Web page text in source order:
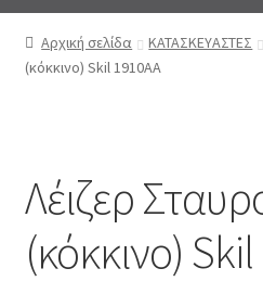
Αρχική
Εταιρεία
Λογαριασμός
Καλάθι
Αρχική σελίδα ΚΑΤΑΣΚΕΥΑΣΤΕΣ
(κόκκινο) Skil 1910AA
Λέιζερ
(κόκκινο)